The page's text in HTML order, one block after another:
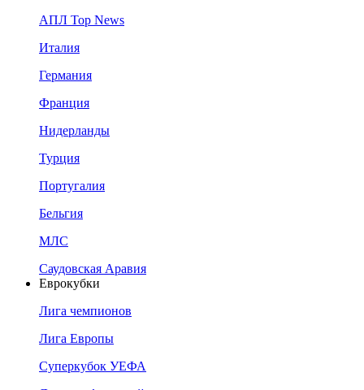
АПЛ Top News
Италия
Германия
Франция
Нидерланды
Турция
Португалия
Бельгия
МЛС
Саудовская Аравия
Еврокубки
Лига чемпионов
Лига Европы
Суперкубок УЕФА